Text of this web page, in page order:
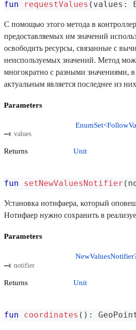
fun requestValues ( values :
С помощью этого метода в
предоставляемых им значений
освободить ресурсы, связанные с
неиспользуемых значений. Метод
многократно с разными значениями, в
актуальным является последнее из
Parameters
values
Returns Unit
fun setNewValuesNotifier (
Установка нотифаера, который
Нотифаер нужно сохранить в
Parameters
notifier
Returns Unit
fun coordinates ( ) :